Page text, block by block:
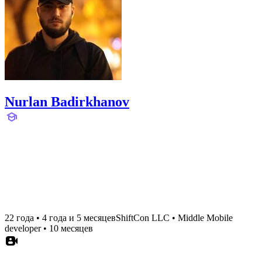
Nurlan Badirkhanov
22 года • 4 года и 5 месяцевShiftCon LLC • Middle Mobile
developer• 10 месяцев